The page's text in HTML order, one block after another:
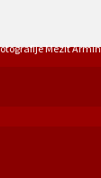
Mezit Armin